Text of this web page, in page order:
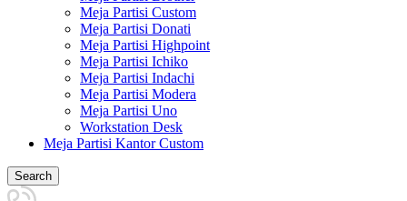
Meja Partisi Custom
Meja Partisi Donati
Meja Partisi Highpoint
Meja Partisi Ichiko
Meja Partisi Indachi
Meja Partisi Modera
Meja Partisi Uno
Workstation Desk
Meja Partisi Kantor Custom
Search